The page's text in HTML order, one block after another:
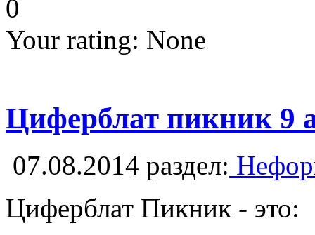
0
Your rating: None
Циферблат пикник 9
07.08.2014 раздел:
Циферблат Пикник - это: